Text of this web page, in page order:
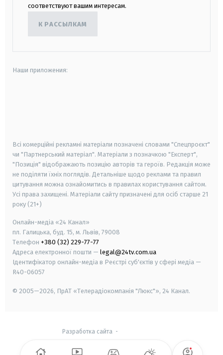
соответствуют вашим интересам.
К РАССЫЛКАМ
Наши приложения:
Всі комерційні рекламні матеріали позначені словами "Спецпроєкт"
чи "Партнерський матеріал". Матеріали з позначкою "Експерт",
"Позиція" відображають позицію авторів та героїв. Редакція може
не поділяти їхніх поглядів. Детальніше щодо реклами та правил
цитування можна ознайомитись в правилах користування сайтом.
Усі права захищені. Матеріали сайту призначені для осіб старше 21
року (21+)
Онлайн-медіа «24 Канал»
пл. Галицька, буд. 15, м. Львів, 79008
Телефон +380 (32) 229-77-77
Адреса електронної пошти — legal@24tv.com.ua
Ідентифікатор онлайн-медіа в Реєстрі суб'єктів у сфері медіа —
R40-06057
© 2005—2026, ПрАТ «Телерадіокомпанія "Люкс"», 24 Канал.
Разработка сайта -